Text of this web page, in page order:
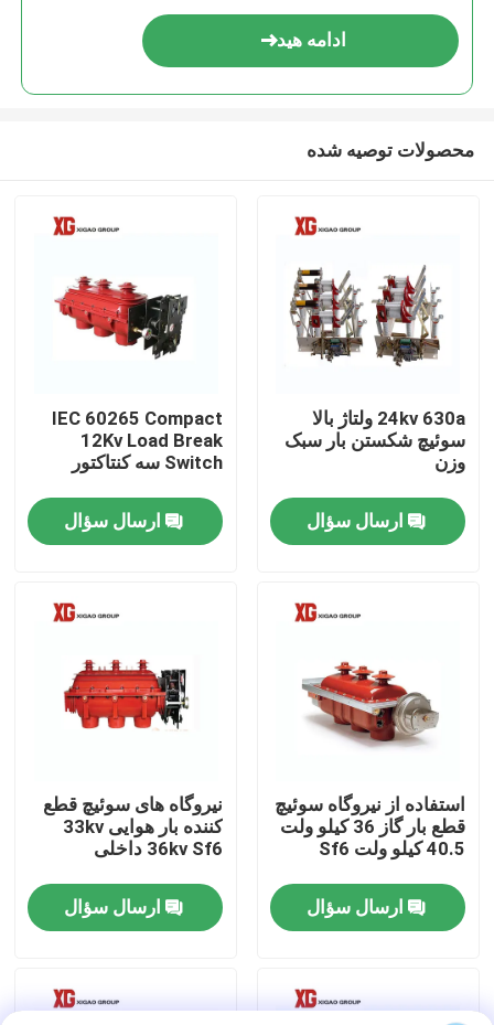
محصولات
درباره ما
کنترل کیفیت
با ما تماس بگیرید
درخواست نقل قول
توزیع برق توزیع برق
ادامه هید
محصولات توصیه شده
24kv 630a ولتاژ بالا
سوئیچ شکستن بار سبک
وزن
ارسال سؤال
IEC 60265 Compact
12Kv Load Break
Switch سه کنتاکتور
ارسال سؤال
استفاده از نیروگاه سوئیچ
قطع بار گاز 36 کیلو ولت
40.5 کیلو ولت Sf6
ارسال سؤال
نیروگاه های سوئیچ قطع
کننده بار هوایی 33kv
36kv Sf6 داخلی
ارسال سؤال